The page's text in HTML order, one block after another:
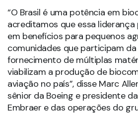
“O Brasil é uma potência em
acreditamos que essa
em benefícios para pequenos
comunidades que participam
fornecimento de múltiplas
viabilizam a produção de
aviação no país”, disse Marc
sênior da Boeing e presidente
Embraer e das operações do